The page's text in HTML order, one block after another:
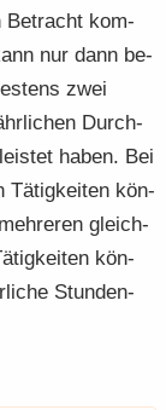
Be­tracht kom­
nur dann be­
zwei
Durch­
haben. Bei
Tä­tig­kei­ten kön­
gleich­
kön­
Stun­den­